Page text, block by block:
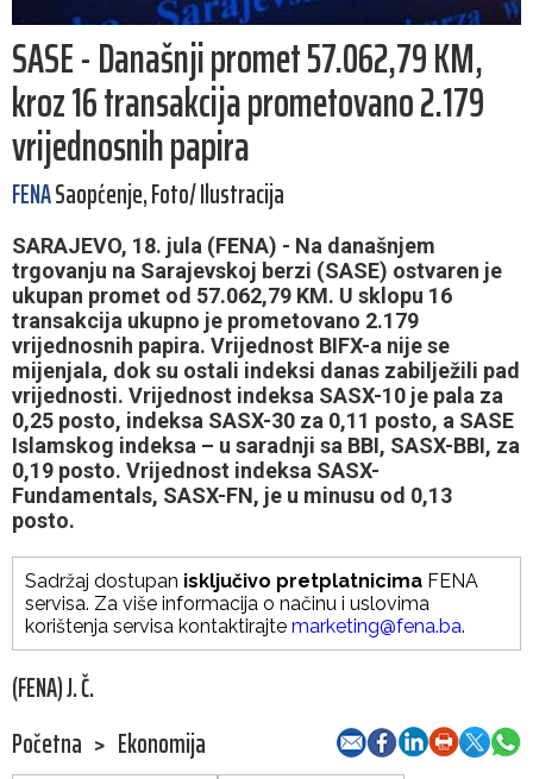
SASE - Današnji promet 57.062,79 KM,
kroz 16 transakcija prometovano 2.179
vrijednosnih papira
FENASaopćenje, Foto/ Ilustracija
SARAJEVO, 18. jula (FENA) - Na današnjem
trgovanju na Sarajevskoj berzi (SASE) ostvaren je
ukupan promet od 57.062,79 KM. U sklopu 16
transakcija ukupno je prometovano 2.179
vrijednosnih papira. Vrijednost BIFX-a nije se
mijenjala, dok su ostali indeksi danas zabilježili pad
vrijednosti. Vrijednost indeksa SASX-10 je pala za
0,25 posto, indeksa SASX-30 za 0,11 posto, a SASE
Islamskog indeksa – u saradnji sa BBI, SASX-BBI, za
0,19 posto. Vrijednost indeksa SASX-
Fundamentals, SASX-FN, je u minusu od 0,13
posto.
Sadržaj dostupan isključivo pretplatnicima FENA
servisa. Za više informacija o načinu i uslovima
korištenja servisa kontaktirajte marketing@fena.ba.
(FENA) J. Č.
Početna > Ekonomija